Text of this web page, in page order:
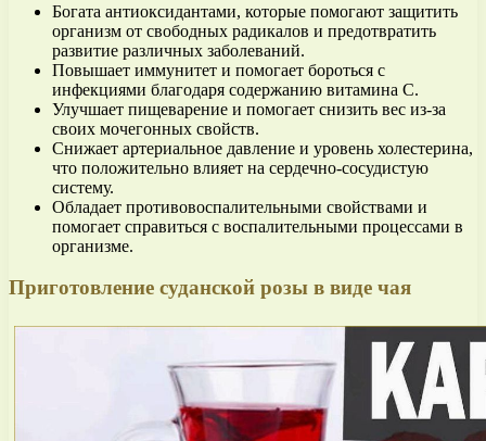
Богата антиоксидантами, которые помогают защитить
организм от свободных радикалов и предотвратить
развитие различных заболеваний.
Повышает иммунитет и помогает бороться с
инфекциями благодаря содержанию витамина С.
Улучшает пищеварение и помогает снизить вес из-за
своих мочегонных свойств.
Снижает артериальное давление и уровень холестерина,
что положительно влияет на сердечно-сосудистую
систему.
Обладает противовоспалительными свойствами и
помогает справиться с воспалительными процессами в
организме.
Приготовление суданской розы в виде чая